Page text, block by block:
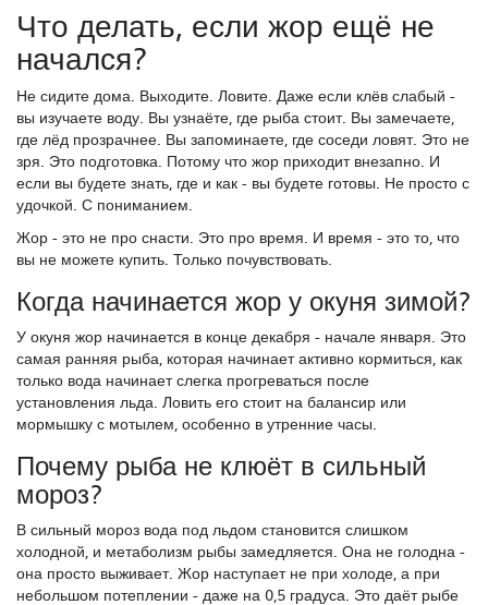
Что делать, если жор ещё не
начался?
Не сидите дома. Выходите. Ловите. Даже если клёв слабый -
вы изучаете воду. Вы узнаёте, где рыба стоит. Вы замечаете,
где лёд прозрачнее. Вы запоминаете, где соседи ловят. Это не
зря. Это подготовка. Потому что жор приходит внезапно. И
если вы будете знать, где и как - вы будете готовы. Не просто с
удочкой. С пониманием.
Жор - это не про снасти. Это про время. И время - это то, что
вы не можете купить. Только почувствовать.
Когда начинается жор у окуня зимой?
У окуня жор начинается в конце декабря - начале января. Это
самая ранняя рыба, которая начинает активно кормиться, как
только вода начинает слегка прогреваться после
установления льда. Ловить его стоит на балансир или
мормышку с мотылем, особенно в утренние часы.
Почему рыба не клюёт в сильный
мороз?
В сильный мороз вода под льдом становится слишком
холодной, и метаболизм рыбы замедляется. Она не голодна -
она просто выживает. Жор наступает не при холоде, а при
небольшом потеплении - даже на 0,5 градуса. Это даёт рыбе